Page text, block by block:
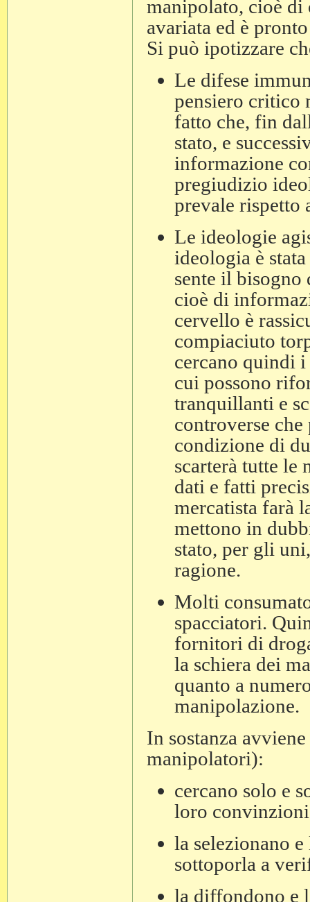
manipolato, cioè di
avariata ed è
Si può ipotizzare
Le difese
pensiero critico
fatto che, fin
stato, e
informazione
pregiudizio
prevale rispetto
Le ideologie
ideologia è
sente il
cioè di
cervello è
compiaciuto
cercano quindi
cui possono
tranquillanti e
controverse
condizione di
scarterà tutte le
dati e fatti
mercatista farà
mettono in
stato, per gli
ragione.
Molti
spacciatori.
fornitori di
la schiera dei
quanto a
manipolazione.
In sostanza
manipolatori):
cercano solo e
loro
la selezionano
sottoporla a
la diffondono e